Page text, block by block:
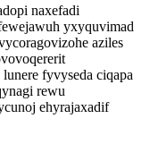
naxefadi
yxyquvimad
aziles
fyvyseda ciqapa
rewu
ehyrajaxadif